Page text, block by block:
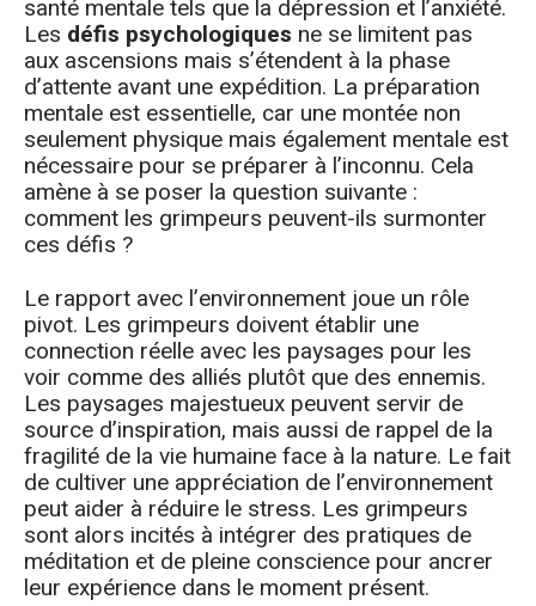
santé mentale tels que la dépression et l’anxiété.
Les défis psychologiques ne se limitent pas
aux ascensions mais s’étendent à la phase
d’attente avant une expédition. La préparation
mentale est essentielle, car une montée non
seulement physique mais également mentale est
nécessaire pour se préparer à l’inconnu. Cela
amène à se poser la question suivante :
comment les grimpeurs peuvent-ils surmonter
ces défis ?
Le rapport avec l’environnement joue un rôle
pivot. Les grimpeurs doivent établir une
connection réelle avec les paysages pour les
voir comme des alliés plutôt que des ennemis.
Les paysages majestueux peuvent servir de
source d’inspiration, mais aussi de rappel de la
fragilité de la vie humaine face à la nature. Le fait
de cultiver une appréciation de l’environnement
peut aider à réduire le stress. Les grimpeurs
sont alors incités à intégrer des pratiques de
méditation et de pleine conscience pour ancrer
leur expérience dans le moment présent.